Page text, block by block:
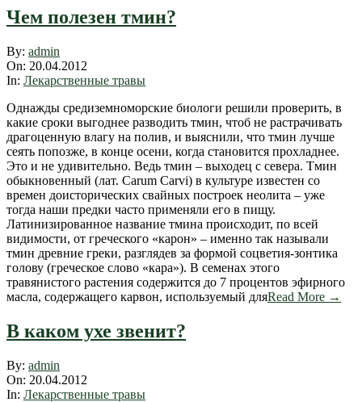
Чем полезен тмин?
2012-
04-
20
By: admin
On: 20.04.2012
In: Лекарственные травы
Однажды средиземноморские биологи решили проверить, в
какие сроки выгоднее разводить тмин, чтоб не растрачивать
драгоценную влагу на полив, и выяснили, что тмин лучше
сеять попозже, в конце осени, когда становится прохладнее.
Это и не удивительно. Ведь тмин – выходец с севера. Тмин
обыкновенный (лат. Carum Сarvi) в культуре известен со
времен доисторических свайных построек неолита – уже
тогда наши предки часто применяли его в пищу.
Латинизированное название тмина происходит, по всей
видимости, от греческого «карон» – именно так называли
тмин древние греки, разглядев за формой соцветия-зонтика
голову (греческое слово «кара»). В семенах этого
травянистого растения содержится до 7 процентов эфирного
масла, содержащего карвон, используемый дляRead More →
В каком ухе звенит?
2012-
04-
20
By: admin
On: 20.04.2012
In: Лекарственные травы